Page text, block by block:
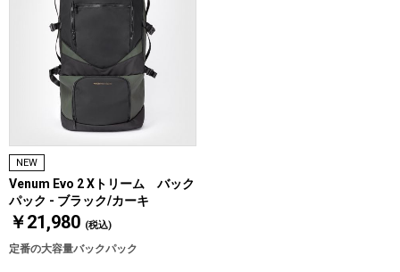
NEW
Venum Evo 2 Xトリーム バック
パック - ブラック/カーキ
￥21,980 (税込)
定番の大容量バックパック